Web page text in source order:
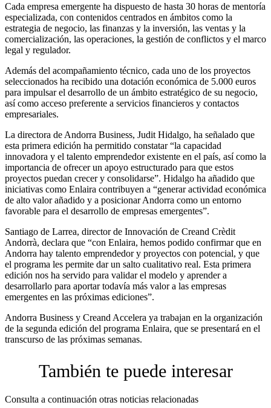
Cada empresa emergente ha dispuesto de hasta 30 horas de mentoría
especializada, con contenidos centrados en ámbitos como la
estrategia de negocio, las finanzas y la inversión, las ventas y la
comercialización, las operaciones, la gestión de conflictos y el marco
legal y regulador.
Además del acompañamiento técnico, cada uno de los proyectos
seleccionados ha recibido una dotación económica de 5.000 euros
para impulsar el desarrollo de un ámbito estratégico de su negocio,
así como acceso preferente a servicios financieros y contactos
empresariales.
La directora de Andorra Business, Judit Hidalgo, ha señalado que
esta primera edición ha permitido constatar “la capacidad
innovadora y el talento emprendedor existente en el país, así como la
importancia de ofrecer un apoyo estructurado para que estos
proyectos puedan crecer y consolidarse”. Hidalgo ha añadido que
iniciativas como Enlaira contribuyen a “generar actividad económica
de alto valor añadido y a posicionar Andorra como un entorno
favorable para el desarrollo de empresas emergentes”.
Santiago de Larrea, director de Innovación de Creand Crèdit
Andorrà, declara que “con Enlaira, hemos podido confirmar que en
Andorra hay talento emprendedor y proyectos con potencial, y que
el programa les permite dar un salto cualitativo real. Esta primera
edición nos ha servido para validar el modelo y aprender a
desarrollarlo para aportar todavía más valor a las empresas
emergentes en las próximas ediciones”.
Andorra Business y Creand Accelera ya trabajan en la organización
de la segunda edición del programa Enlaira, que se presentará en el
transcurso de las próximas semanas.
También te puede interesar
Consulta a continuación otras noticias relacionadas